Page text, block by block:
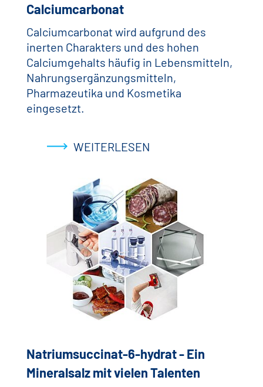
Calciumcarbonat
Calciumcarbonat wird aufgrund des
inerten Charakters und des hohen
Calciumgehalts häufig in Lebensmitteln,
Nahrungsergänzungsmitteln,
Pharmazeutika und Kosmetika
eingesetzt.
WEITERLESEN
Natriumsuccinat-6-hydrat - Ein
Mineralsalz mit vielen Talenten